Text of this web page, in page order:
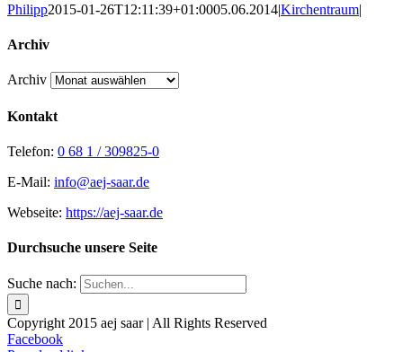
Philipp2015-01-26T12:11:39+01:0005.06.2014|Kirchentraum|
Archiv
Archiv
Kontakt
Telefon: 0 68 1 / 309825-0
E-Mail: info@aej-saar.de
Webseite: https://aej-saar.de
Durchsuche unsere Seite
Suche nach:
Copyright 2015 aej saar | All Rights Reserved
Facebook